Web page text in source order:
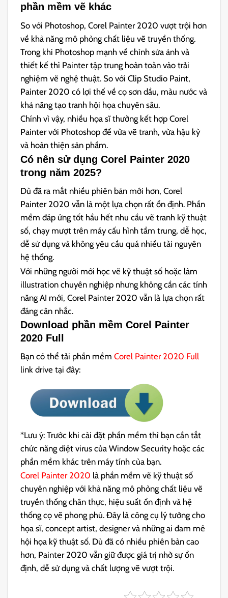
phần mềm vẽ khác
So với Photoshop, Corel Painter 2020 vượt trội hơn
về khả năng mô phỏng chất liệu vẽ truyền thống.
Trong khi Photoshop mạnh về chỉnh sửa ảnh và
thiết kế thì Painter tập trung hoàn toàn vào trải
nghiệm vẽ nghệ thuật. So với Clip Studio Paint,
Painter 2020 có lợi thế về cọ sơn dầu, màu nước và
khả năng tạo tranh hội họa chuyên sâu.
Chính vì vậy, nhiều họa sĩ thường kết hợp Corel
Painter với Photoshop để vừa vẽ tranh, vừa hậu kỳ
và hoàn thiện sản phẩm.
Có nên sử dụng Corel Painter 2020
trong năm 2025?
Dù đã ra mắt nhiều phiên bản mới hơn, Corel
Painter 2020 vẫn là một lựa chọn rất ổn định. Phần
mềm đáp ứng tốt hầu hết nhu cầu vẽ tranh kỹ thuật
số, chạy mượt trên máy cấu hình tầm trung, dễ học,
dễ sử dụng và không yêu cầu quá nhiều tài nguyên
hệ thống.
Với những người mới học vẽ kỹ thuật số hoặc làm
illustration chuyên nghiệp nhưng không cần các tính
năng AI mới, Corel Painter 2020 vẫn là lựa chọn rất
đáng cân nhắc.
Download phần mềmCorel Painter
2020 Full
Bạn có thể tải phần mềmCorel Painter 2020 Full
link drive tại đây:
*Lưu ý: Trước khi cài đặt phần mềm thì bạn cần tắt
chức năng diệt virus của Window Security hoặc các
phần mềm khác trên máy tính của bạn.
Corel Painter 2020 là phần mềm vẽ kỹ thuật số
chuyên nghiệp với khả năng mô phỏng chất liệu vẽ
truyền thống chân thực, hiệu suất ổn định và hệ
thống cọ vẽ phong phú. Đây là công cụ lý tưởng cho
họa sĩ, concept artist, designer và những ai đam mê
hội họa kỹ thuật số. Dù đã có nhiều phiên bản cao
hơn, Painter 2020 vẫn giữ được giá trị nhờ sự ổn
định, dễ sử dụng và chất lượng vẽ vượt trội.